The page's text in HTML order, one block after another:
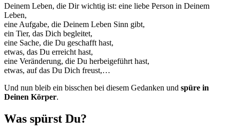
Deinem Leben, die Dir wichtig ist: eine liebe Person in Deinem
Leben,
eine Aufgabe, die Deinem Leben Sinn gibt,
ein Tier, das Dich begleitet,
eine Sache, die Du geschafft hast,
etwas, das Du erreicht hast,
eine Veränderung, die Du herbeigeführt hast,
etwas, auf das Du Dich freust,…
Und nun bleib ein bisschen bei diesem Gedanken und spüre in
Deinen Körper.
Was spürst Du?